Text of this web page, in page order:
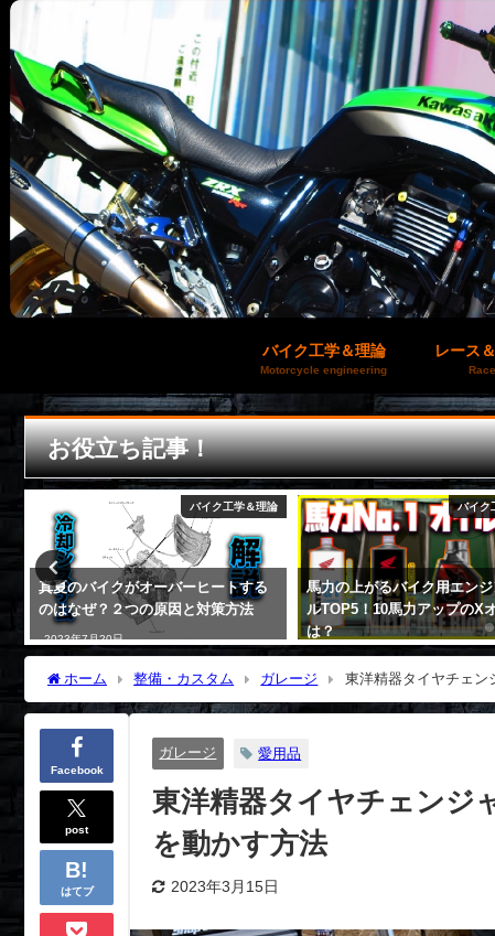
バイク工学＆理論
Motorcycle engineering
レース
お役立ち記事！
バイク工学＆理論
真夏のバイクがオーバーヒートする
のはなぜ？２つの原因と対策方法
2023年7月20日
バイク
馬力の上がるバイク用エンジ
ルTOP5！10馬力アップのX
は？
ホーム 整備・カスタム ガレージ 東洋精器タイヤチェン
Facebook
post
はてブ
ガレージ 愛用品
東洋精器タイヤチェンジ
を動かす方法
2023年3月15日